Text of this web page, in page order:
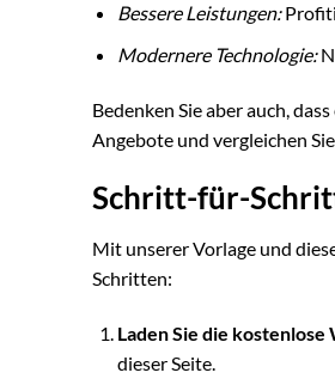
Bessere Leistungen:
Modernere Technologie:
Bedenken Sie aber auch,
Angebote und vergleichen
Schritt-für-
Mit unserer Vorlage und
Schritten:
Laden Sie die
dieser Seite.